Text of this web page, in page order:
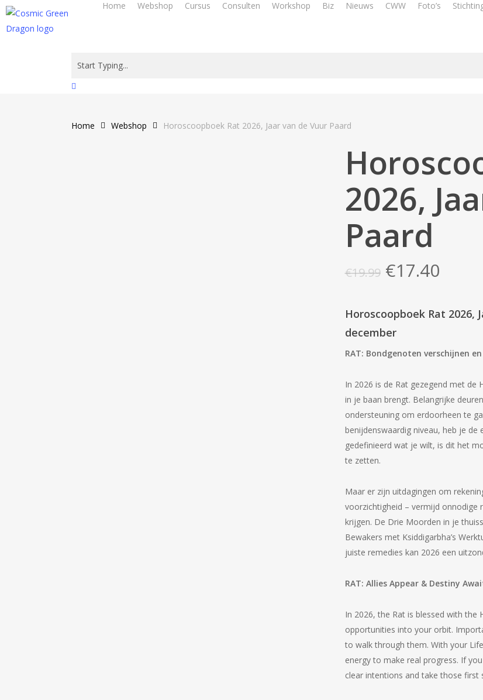
Skip
Home Webshop Cursus Consulten Workshop Biz Nieuws CWW Foto’s
Close
Home Webshop Horoscoopboek Rat 2026, Jaar van de Vuur Paard
2026,
Paard
€19.99
was:
€19.99.
€17.40
is:
Horoscoopboek Rat 2026,
december
RAT: Bondgenoten verschijnen
In 2026 is de Rat gezegend met de
in je baan brengt. Belangrijke
ondersteuning om erdoorheen te
benijdenswaardig niveau, heb je
gedefinieerd wat je wilt, is dit het
te zetten.
Maar er zijn uitdagingen om
voorzichtigheid – vermijd onnodige
krijgen. De Drie Moorden in je
Bewakers met Ksiddigarbha’s
juiste remedies kan 2026 een
RAT: Allies Appear & Destiny
In 2026, the Rat is blessed with the
opportunities into your orbit.
to walk through them. With your
energy to make real progress. If
clear intentions and take those first